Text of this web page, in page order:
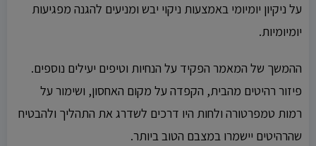
על ניקיון יומיומי באמצעות ניקוי יבש ומניעים להגנה מפגיעות
יומיומיות.
ההמשך של המאמר הפקיד על הנחיות וטיפים יעילים נוספים.
פיזור רהיטים מהבית, הקפדה על מקום האחסון, ושימור על
רמות טמפרטורה ולחות היו דרכים לשדרג את התהליך ולהבטיח
שהרהיטים יישמרו במצבם הטוב ביותר.